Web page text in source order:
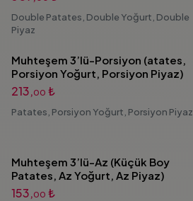
Double Patates, Double Yoğurt, Double
Piyaz
Muhteşem 3’lü-Porsiyon (atates,
Porsiyon Yoğurt, Porsiyon Piyaz)
213,00 ₺
Patates, Porsiyon Yoğurt, Porsiyon Piyaz
Muhteşem 3’lü-Az (Küçük Boy
Patates, Az Yoğurt, Az Piyaz)
153,00 ₺